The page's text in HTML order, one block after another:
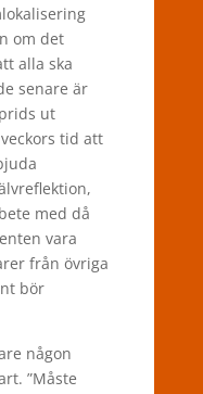
om det
alla ska
senare är
ut
tid att
med då
vara
från övriga
bör
någon
”Måste